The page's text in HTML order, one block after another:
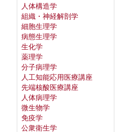
人体構造学
組織・神経解剖学
細胞生理学
病態生理学
生化学
薬理学
分子病理学
人工知能応用医療講座
先端核酸医療講座
人体病理学
微生物学
免疫学
公衆衛生学